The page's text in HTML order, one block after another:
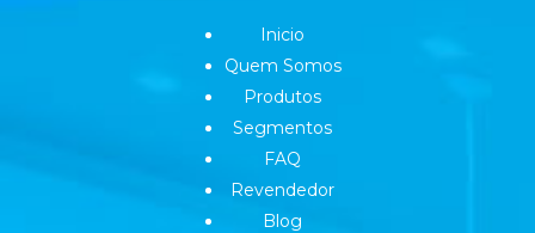
Inicio
Quem Somos
Produtos
Segmentos
FAQ
Revendedor
Blog